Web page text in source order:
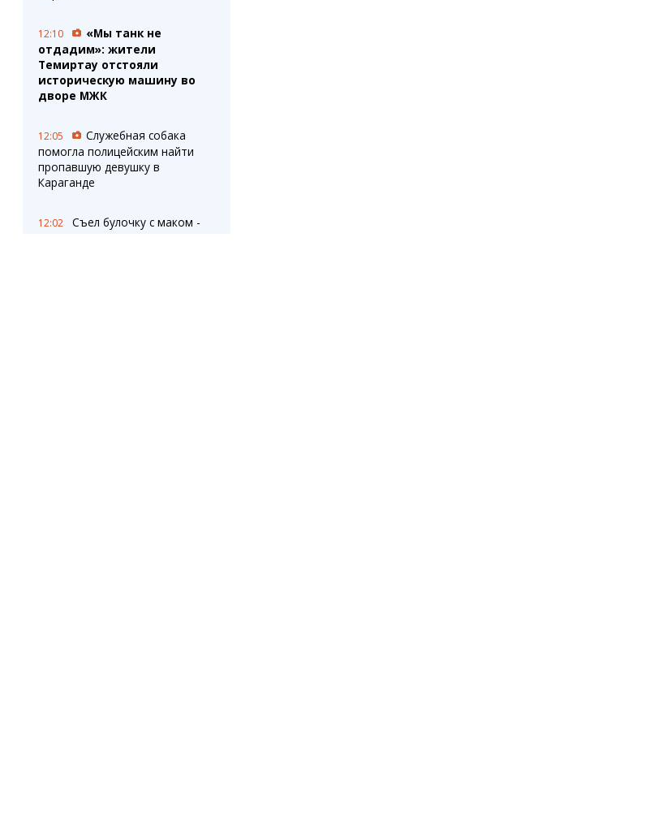
12:10
«Мы танк не
отдадим»: жители
Темиртау отстояли
историческую машину во
дворе МЖК
12:05
Служебная собака
помогла полицейским найти
пропавшую девушку в
Караганде
12:02
Съел булочку с маком -